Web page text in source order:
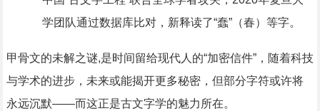
学团队通过数据库比对，新释读了“蠢”（春）等字。
甲骨文的未解之谜,是时间留给现代人的“加密信件”，随着科技
与学术的进步，未来或能揭开更多秘密，但部分字符或许将
永远沉默——而这正是古文字学的魅力所在。